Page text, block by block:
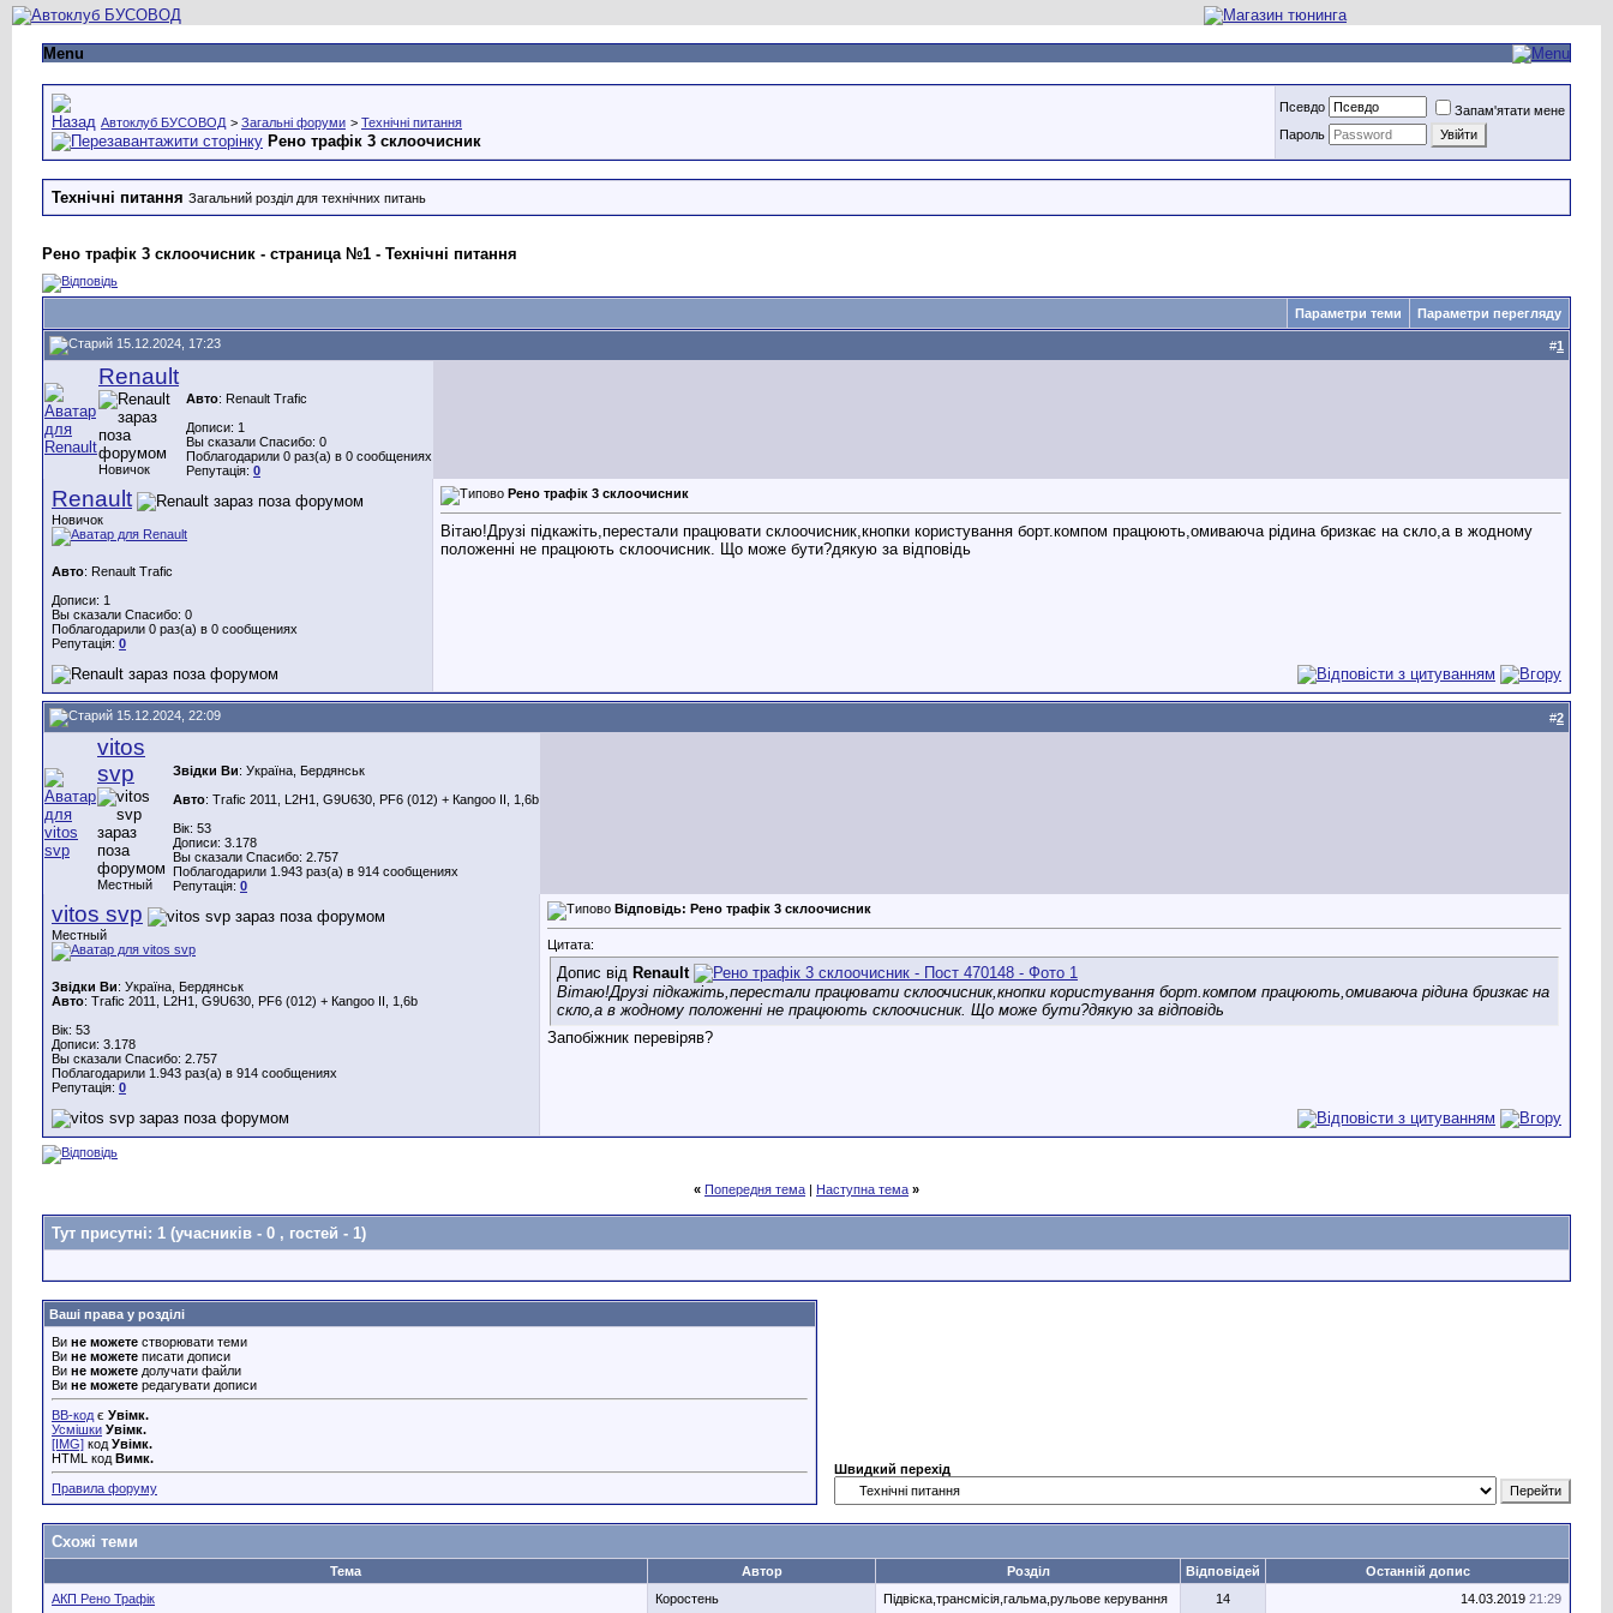
Menu
Автоклуб БУСОВОД > Загальні форуми > Технічні питання
Рено трафік 3 склоочисник
Псевдо
Запам'ятати мене
Пароль
Технічні питання Загальний розділ для технічних питань
Рено трафік 3 склоочисник - страница №1 - Технічні питання
Параметри теми Параметри перегляду
15.12.2024, 17:23 #1
Renault
Новичок
Авто: Renault Trafic
Дописи: 1
Вы сказали Спасибо: 0
Поблагодарили 0 раз(а) в 0 сообщениях
Репутація: 0
Renault
Новичок
Авто: Renault Trafic
Дописи: 1
Вы сказали Спасибо: 0
Поблагодарили 0 раз(а) в 0 сообщениях
Репутація: 0
Рено трафік 3 склоочисник
Вітаю!Друзі підкажіть,перестали працювати склоочисник,кнопки користування борт.компом працюють,омиваюча рідина бризкає на скло,а в жодному
положенні не працюють склоочисник. Що може бути?дякую за відповідь
15.12.2024, 22:09 #2
vitos
svp
Местный
Звідки Ви: Україна, Бердянськ
Авто: Trafic 2011, L2H1, G9U630, PF6 (012) + Каngoo II, 1,6b
Вік: 53
Дописи: 3.178
Вы сказали Спасибо: 2.757
Поблагодарили 1.943 раз(а) в 914 сообщениях
Репутація: 0
vitos svp
Местный
Звідки Ви: Україна, Бердянськ
Авто: Trafic 2011, L2H1, G9U630, PF6 (012) + Каngoo II, 1,6b
Вік: 53
Дописи: 3.178
Вы сказали Спасибо: 2.757
Поблагодарили 1.943 раз(а) в 914 сообщениях
Репутація: 0
Відповідь: Рено трафік 3 склоочисник
Цитата:
Допис від Renault
Вітаю!Друзі підкажіть,перестали працювати склоочисник,кнопки користування борт.компом працюють,омиваюча рідина бризкає на
скло,а в жодному положенні не працюють склоочисник. Що може бути?дякую за відповідь
Запобіжник перевіряв?
« Попередня тема | Наступна тема »
Тут присутні: 1 (учасників - 0 , гостей - 1)
Ваші права у розділі
Ви не можете створювати теми
Ви не можете писати дописи
Ви не можете долучати файли
Ви не можете редагувати дописи
BB-код є Увімк.
Усмішки Увімк.
[IMG] код Увімк.
HTML код Вимк.
Правила форуму
Швидкий перехід
Схожі теми
Тема Автор Розділ Відповідей
Останній допис
АКП Рено Трафік
Коростень Підвіска,трансмісія,гальма,рульове керування 14 14.03.2019 21:29